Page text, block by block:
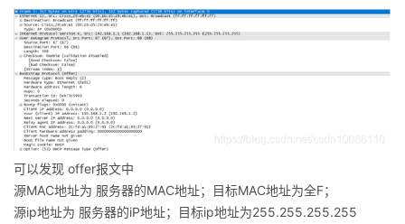
可以发现 offer报文中
源MAC地址为 服务器的MAC地址；目标MAC地址为全F；
源ip地址为 服务器的iP地址；目标ip地址为255.255.255.255